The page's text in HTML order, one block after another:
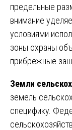
предельные
внимание
условиями
зоны охраны
прибрежные
Земли
земель
специфику.